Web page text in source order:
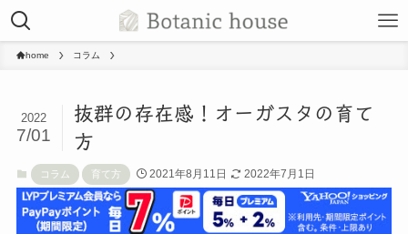
home コラム
抜群の存在感！オーガスタの育て
方
2022
7/01
コラム 育て方 2021年8月11日 2022年7月1日